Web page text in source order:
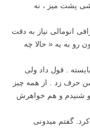
پشت میز ، نه
انومالی نیاز به دقت
رو به یه « حالا چه
. قول داد ولی
حرف زد . از همه چیز
شنیدم و هم خواهرش
گفتم میدونی